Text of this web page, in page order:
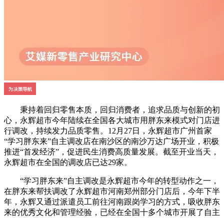
秉持着回归零售本质，回归消费者，追求品质与创新的初
心，永辉超市今年陆续在全国各大城市用胖东来模式对门店进
行调改，持续发力品质零售。12月27日，永辉超市广州首家
“学习胖东来”自主调改店在南沙区的南沙万达广场开业，积极
推进“首发经济”，促进民生消费高质量发展。截至开业当天，
永辉超市在全国的调改店已达29家。
“学习胖东来”自主调改是永辉超市今年的转型动作之一，
在胖东来帮扶调改了永辉超市河南郑州部分门店后，今年下半
年，永辉又通过派遣员工前往河南跟岗学习的方式，吸收胖东
来的优秀文化和管理经验，已经在全国十多个城市开展了自主